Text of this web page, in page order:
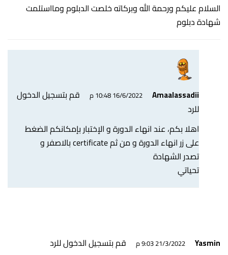
السلام عليكم ورحمة الله وبركاته خلصت الدبلوم ومااستلمت
شهادة دبلوم
Amaalassadii 16/6/2022 10:48 م
قم بتسجيل الدخول
للرد
اهلا بكم، عند انهاء الدورة و الإختبار بإمكانكم الضغط
على زر انهاء الدورة و من ثم certificate بالاصفر و
تصدر الشهادة
تحياتي
Yasmin 21/3/2022 9:03 م
قم بتسجيل الدخول للرد